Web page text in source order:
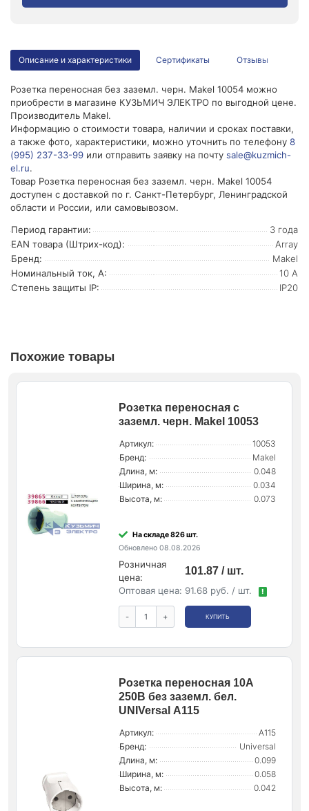
Описание и характеристики Сертификаты Отзывы
Розетка переносная без заземл. черн. Makel 10054 можно
приобрести в магазине КУЗЬМИЧ ЭЛЕКТРО по выгодной цене.
Производитель Makel.
Информацию о стоимости товара, наличии и сроках поставки,
а также фото, характеристики, можно уточнить по телефону 8
(995) 237-33-99 или отправить заявку на почту sale@kuzmich-
el.ru.
Товар Розетка переносная без заземл. черн. Makel 10054
доступен с доставкой по г. Санкт-Петербург, Ленинградской
области и России, или самовывозом.
Период гарантии:
3 года
EAN товара (Штрих-код):
Array
Бренд:
Makel
Номинальный ток, А:
10 А
Степень защиты IP:
IP20
Похожие товары
Розетка переносная с
заземл. черн. Makel 10053
Артикул:
10053
Бренд:
Makel
Длина, м:
0.048
Ширина, м:
0.034
Высота, м:
0.073
На складе 826 шт.
Обновлено 08.08.2026
Розничная
цена:
101.87 / шт.
Оптовая цена: 91.68 руб. / шт. !
- + КУПИТЬ
Розетка переносная 10А
250В без заземл. бел.
UNIVersal А115
Артикул:
А115
Бренд:
Universal
Длина, м:
0.099
Ширина, м:
0.058
Высота, м:
0.042